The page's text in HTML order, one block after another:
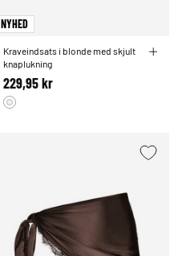
NYHED
Kraveindsats i blonde med skjult
knaplukning
229,95 kr